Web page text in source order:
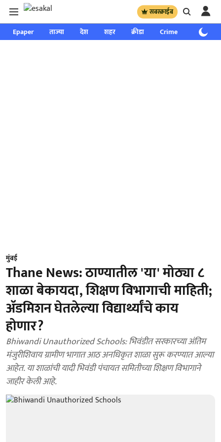
सबस्क्राईब
Epaper ताज्या देश शहर क्रीडा Crime साप्ताहिक
मुंबई
Thane News: ठाण्यातील 'या' मोठ्या ८
शाळा बेकायदा, शिक्षण विभागाची माहिती;
अ‍ॅडमिशन घेतलेल्या विद्यार्थ्यांचे काय
होणार?
Bhiwandi Unauthorized Schools: भिवंडीत सरकारच्या अंतिम
मंजुरीशिवाय ग्रामीण भागात आठ अनधिकृत शाळा सुरू करण्यात आल्या
आहेत. या शाळांची यादी भिवंडी पंचायत समितीच्या शिक्षण विभागाने
जाहीर केली आहे.